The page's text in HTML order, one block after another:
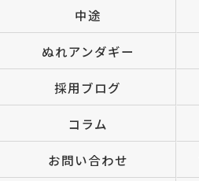
中途
ぬれアンダギー
採用ブログ
コラム
お問い合わせ